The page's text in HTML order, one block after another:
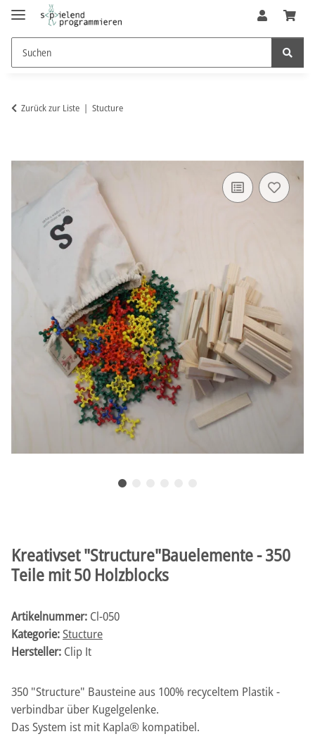
Zurück zur Liste Stucture
Kreativset "Structure"Bauelemente - 350
Teile mit 50 Holzblocks
Artikelnummer: Cl-050
Kategorie:Stucture
Hersteller: Clip It
350 "Structure" Bausteine aus 100% recyceltem Plastik -
verbindbar über Kugelgelenke.
Das System ist mit Kapla® kompatibel.